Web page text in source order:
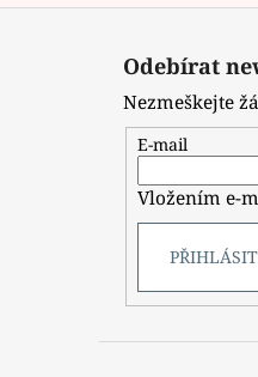
Z
Odebírat
Nezmeškejte
E-mail
Vložením e-